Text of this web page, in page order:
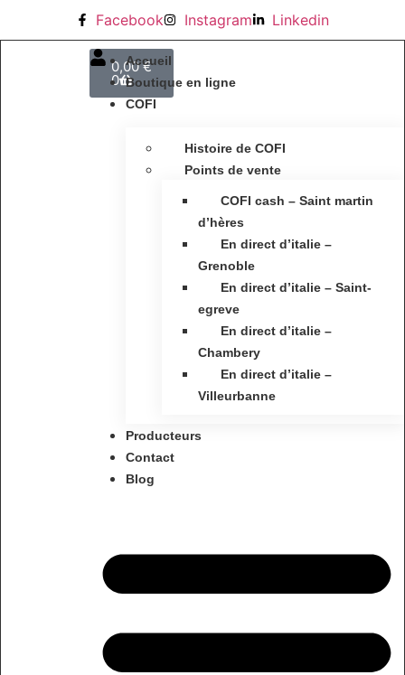
Facebook Instagram Linkedin
0,00€
0
Accueil
Boutique en ligne
COFI
Histoire de COFI
Points de vente
COFI cash – Saint martin
d’hères
En direct d’italie –
Grenoble
En direct d’italie – Saint-
egreve
En direct d’italie –
Chambery
En direct d’italie –
Villeurbanne
Producteurs
Contact
Blog